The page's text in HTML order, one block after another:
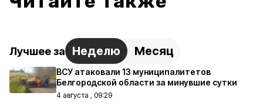
Лучшее за Неделю Месяц
ВСУ атаковали 13 муниципалитетов
Белгородской области за минувшие сутки
4 августа , 09:29